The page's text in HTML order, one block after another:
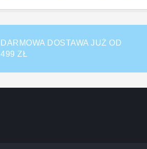
DARMOWA DOSTAWA JUŻ OD
499 ZŁ